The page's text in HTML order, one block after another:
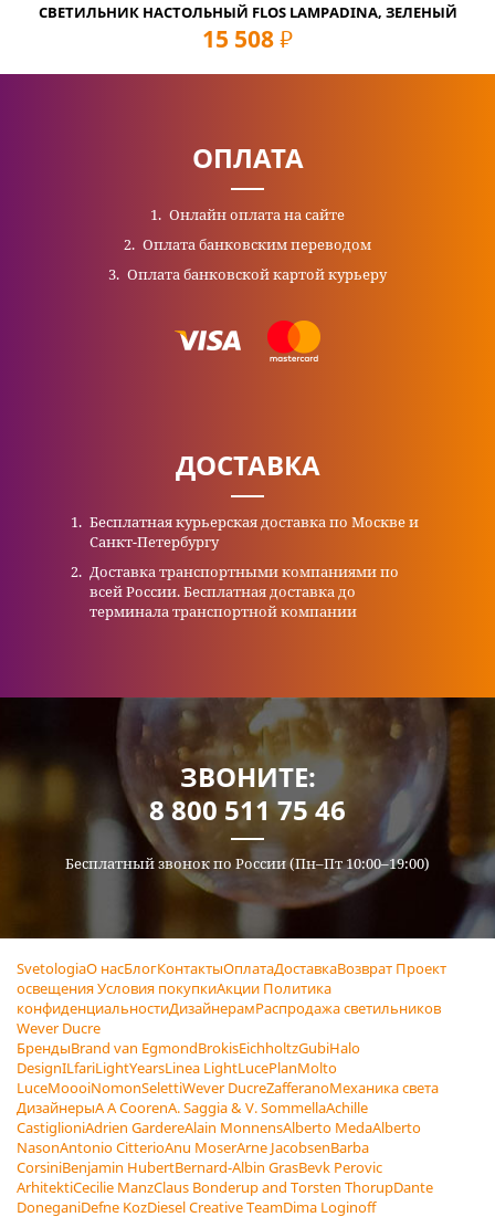
СВЕТИЛЬНИК НАСТОЛЬНЫЙ FLOS LAMPADINA, ЗЕЛЕНЫЙ
15 508 руб
ОПЛАТА
Онлайн оплата на сайте
Оплата банковским переводом
Оплата банковской картой курьеру
ДОСТАВКА
Бесплатная курьерская доставка по Москве и
Санкт-Петербургу
Доставка транспортными компаниями по
всей России. Бесплатная доставка до
терминала транспортной компании
ЗВОНИТЕ:
8 800 511 75 46
Бесплатный звонок по России (Пн–Пт 10:00–19:00)
SvetologiaО насБлогКонтактыОплатаДоставкаВозврат Проект
освещенияУсловия покупкиАкции Политика
конфиденциальностиДизайнерамРаспродажа светильников
Wever Ducre
БрендыBrand van EgmondBrokisEichholtzGubiHalo
DesignILfariLightYearsLinea LightLucePlanMolto
LuceMoooiNomonSelettiWever DucreZafferanoМеханика света
ДизайнерыA A CoorenA. Saggia & V. SommellaAchille
CastiglioniAdrien GardereAlain MonnensAlberto MedaAlberto
NasonAntonio CitterioAnu MoserArne JacobsenBarba
CorsiniBenjamin HubertBernard-Albin GrasBevk Perovic
ArhitektiCecilie ManzClaus Bonderup and Torsten ThorupDante
DoneganiDefne KozDiesel Creative TeamDima Loginoff